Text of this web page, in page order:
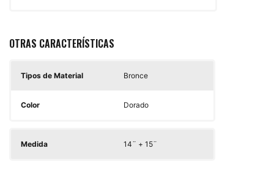
OTRAS CARACTERÍSTICAS
Tipos de Material Bronce
Color Dorado
Medida 14¨ + 15¨